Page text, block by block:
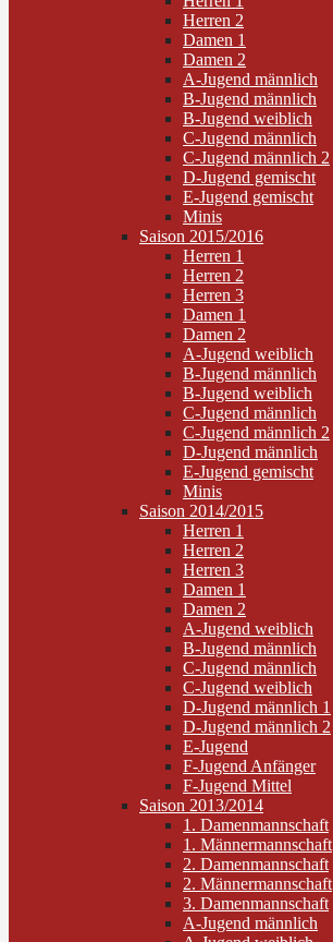
Herren 2
Damen 1
Damen 2
A-Jugend männlich
B-Jugend männlich
B-Jugend weiblich
C-Jugend männlich
C-Jugend männlich 2
D-Jugend gemischt
E-Jugend gemischt
Minis
Saison 2015/2016
Herren 1
Herren 2
Herren 3
Damen 1
Damen 2
A-Jugend weiblich
B-Jugend männlich
B-Jugend weiblich
C-Jugend männlich
C-Jugend männlich 2
D-Jugend männlich
E-Jugend gemischt
Minis
Saison 2014/2015
Herren 1
Herren 2
Herren 3
Damen 1
Damen 2
A-Jugend weiblich
B-Jugend männlich
C-Jugend männlich
C-Jugend weiblich
D-Jugend männlich 1
D-Jugend männlich 2
E-Jugend
F-Jugend Anfänger
F-Jugend Mittel
Saison 2013/2014
1. Damenmannschaft
1. Männermannschaft
2. Damenmannschaft
2. Männermannschaft
3. Damenmannschaft
A-Jugend männlich